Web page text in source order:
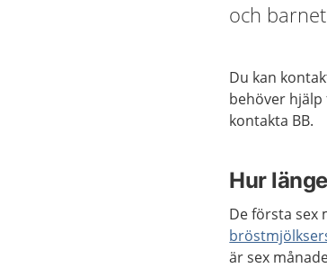
och
Du kan
behöver
kontakta BB.
Hur
De första sex
är sex